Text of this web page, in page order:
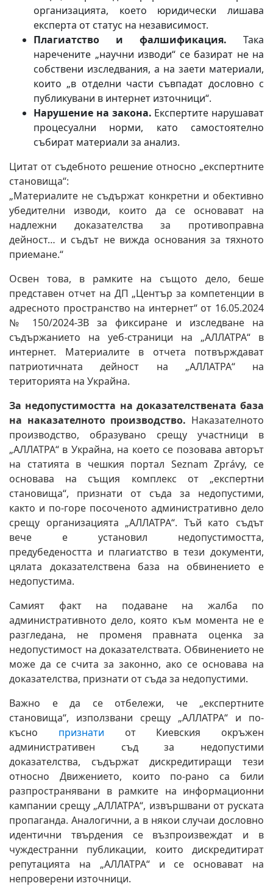
организацията, което юридически лишава
експерта от статус на независимост.
Плагиатство и фалшификация. Така
наречените „научни изводи“ се базират не на
собствени изследвания, а на заети материали,
които „в отделни части съвпадат дословно с
публикувани в интернет източници“.
Нарушение на закона. Експертите нарушават
процесуални норми, като самостоятелно
събират материали за анализ.
Цитат от съдебното решение относно „експертните
становища“:
„Материалите не съдържат конкретни и обективно
убедителни изводи, които да се основават на
надлежни доказателства за противоправна
дейност… и съдът не вижда основания за тяхното
приемане.“
Освен това, в рамките на същото дело, беше
представен отчет на ДП „Център за компетенции в
адресното пространство на интернет“ от 16.05.2024
№ 150/2024-ЗВ за фиксиране и изследване на
съдържанието на уеб-страници на „АЛЛАТРА“ в
интернет. Материалите в отчета потвърждават
патриотичната дейност на „АЛЛАТРА“ на
територията на Украйна.
За недопустимостта на доказателствената база
на наказателното производство. Наказателното
производство, образувано срещу участници в
„АЛЛАТРА“ в Украйна, на което се позовава авторът
на статията в чешкия портал Seznam Zprávy, се
основава на същия комплекс от „експертни
становища“, признати от съда за недопустими,
както и по-горе посоченото административно дело
срещу организацията „АЛЛАТРА“. Тъй като съдът
вече е установил недопустимостта,
предубедеността и плагиатство в тези документи,
цялата доказателствена база на обвинението е
недопустима.
Самият факт на подаване на жалба по
административното дело, която към момента не е
разгледана, не променя правната оценка за
недопустимост на доказателствата. Обвинението не
може да се счита за законно, ако се основава на
доказателства, признати от съда за недопустими.
Важно е да се отбележи, че „експертните
становища“, използвани срещу „АЛЛАТРА“ и по-
късно признати от Киевския окръжен
административен съд за недопустими
доказателства, съдържат дискредитиращи тези
относно Движението, които по-рано са били
разпространявани в рамките на информационни
кампании срещу „АЛЛАТРА“, извършвани от руската
пропаганда. Аналогични, а в някои случаи дословно
идентични твърдения се възпроизвеждат и в
чуждестранни публикации, които дискредитират
репутацията на „АЛЛАТРА“ и се основават на
непроверени източници.